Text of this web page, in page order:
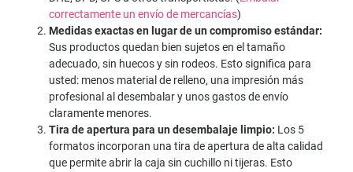
correctamente un envío de mercancías)
Medidas exactas en lugar de un compromiso estándar:
Sus productos quedan bien sujetos en el tamaño
adecuado, sin huecos y sin rodeos. Esto significa para
usted: menos material de relleno, una impresión más
profesional al desembalar y unos gastos de envío
claramente menores.
Tira de apertura para un desembalaje limpio: Los 5
formatos incorporan una tira de apertura de alta calidad
que permite abrir la caja sin cuchillo ni tijeras. Esto